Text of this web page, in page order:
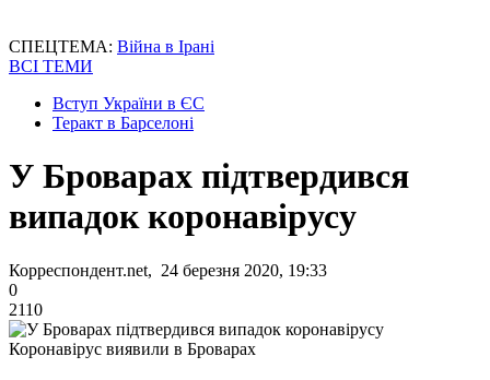
СПЕЦТЕМА: Війна в Ірані
ВСІ ТЕМИ
Вступ України в ЄС
Теракт в Барселоні
У Броварах підтвердився
випадок коронавірусу
Корреспондент.net, 24 березня 2020, 19:33
0
2110
Коронавірус виявили в Броварах